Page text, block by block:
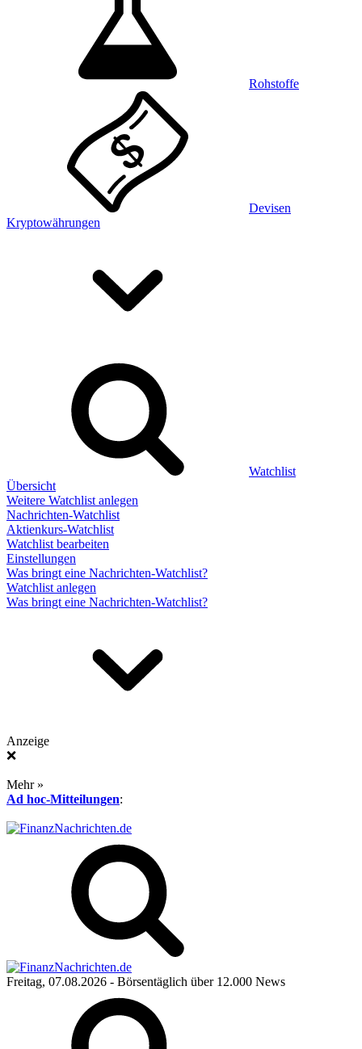
Rohstoffe
Devisen
Kryptowährungen
Watchlist
Übersicht
Weitere Watchlist anlegen
Nachrichten-Watchlist
Aktienkurs-Watchlist
Watchlist bearbeiten
Einstellungen
Was bringt eine Nachrichten-Watchlist?
Watchlist anlegen
Was bringt eine Nachrichten-Watchlist?
Anzeige
❌
Mehr »
Ad hoc-Mitteilungen:
Freitag, 07.08.2026 - Börsentäglich über 12.000 News